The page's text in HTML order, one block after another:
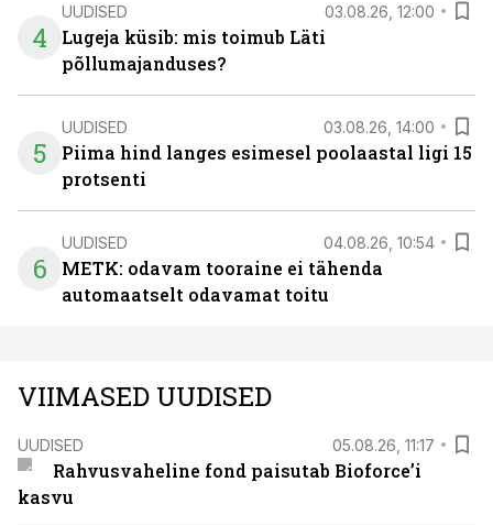
4
UUDISED 03.08.26, 12:00
Lugeja küsib: mis toimub Läti
põllumajanduses?
5
UUDISED 03.08.26, 14:00
Piima hind langes esimesel poolaastal ligi 15
protsenti
6
UUDISED 04.08.26, 10:54
METK: odavam tooraine ei tähenda
automaatselt odavamat toitu
VIIMASED UUDISED
UUDISED 05.08.26, 11:17
Rahvusvaheline fond paisutab Bioforce’i
kasvu